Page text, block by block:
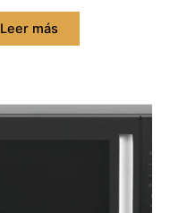
Leer más